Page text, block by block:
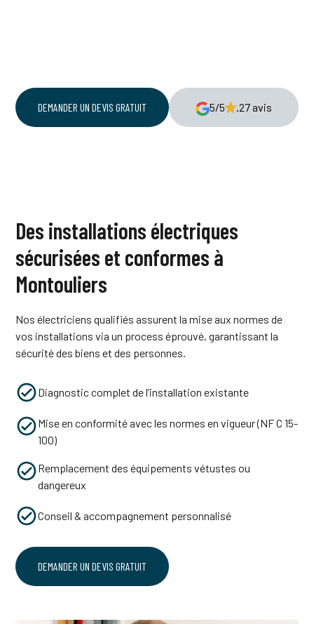
DEMANDER UN DEVIS GRATUIT 5/5 .27 avis
Des installations électriques
sécurisées et conformes à
Montouliers
Nos électriciens qualifiés assurent la mise aux normes de
vos installations via un process éprouvé, garantissant la
sécurité des biens et des personnes.
Diagnostic complet de l’installation existante
Mise en conformité avec les normes en vigueur (NF C 15-
100)
Remplacement des équipements vétustes ou
dangereux
Conseil & accompagnement personnalisé
DEMANDER UN DEVIS GRATUIT